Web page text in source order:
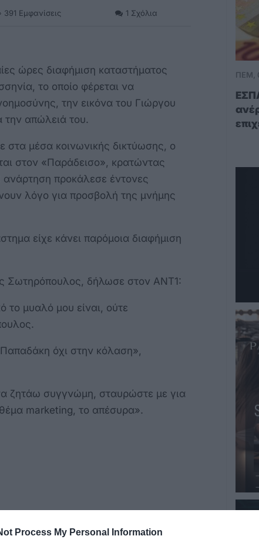
Process My Personal Information
391 Εμφανίσεις 1 Σχόλια
ώρες διαφήμιση καταστήματος
το οποίο φέρεται να
την εικόνα του Γιώργου
την απώλειά του.
στα μέσα κοινωνικής δικτύωσης, ο
στον «Παράδεισο», κρατώντας
προκάλεσε έντονες
λόγο για προσβολή της μνήμης
είχε κάνει παρόμοια διαφήμιση
Σωτηρόπουλος, δήλωσε στον ΑΝΤ1:
το μυαλό μου είναι, ούτε
όχι στην κόλαση»,
ζητάω συγγνώμη, σταυρώστε με για
marketing, το απέσυρα».
ΠΕΜ,